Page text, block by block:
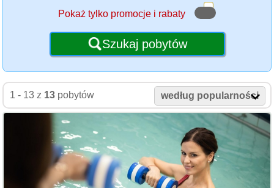
Pokaż tylko promocje i rabaty
Szukaj pobytów
1 - 13 z 13 pobytów według popularności